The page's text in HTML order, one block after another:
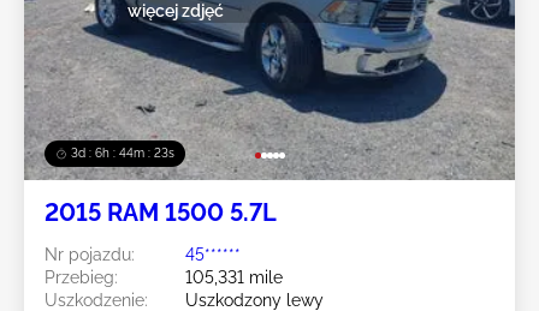
3d : 6h : 44m : 20s
więcej zdjęć
2015 RAM 1500 5.7L
Nr pojazdu:
45******
Przebieg:
105,331 mile
Uszkodzenie:
Uszkodzony lewy